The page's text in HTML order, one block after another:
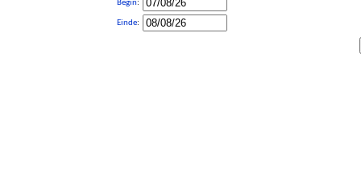
Begin:
Einde: